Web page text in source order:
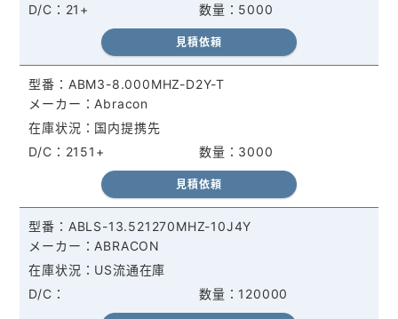
5000
21+
見積依頼
ABM3-8.000MHZ-D2Y-T
Abracon
3000
国内提携先
2151+
見積依頼
ABLS-13.521270MHZ-10J4Y
ABRACON
120000
US流通在庫